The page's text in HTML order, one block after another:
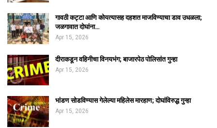
गावठी कट्टा आणि कोयत्यासह दहशत माजविण्याचा डाव उधळला;
जळगावात दोघांना…
Apr 15, 2026
दीराकडून वहिनीचा विनयभंग; बाजारपेठ पोलिसांत गुन्हा
Apr 15, 2026
भांडण सोडविण्यास गेलेल्या महिलेस मारहाण; दोघांविरुद्ध गुन्हा
Apr 15, 2026